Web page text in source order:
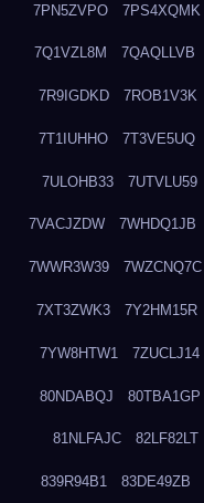
7PN5ZVPO 7PS4XQMK
7Q1VZL8M 7QAQLLVB
7R9IGDKD 7ROB1V3K
7T1IUHHO 7T3VE5UQ
7ULOHB33 7UTVLU59
7VACJZDW 7WHDQ1JB
7WWR3W39 7WZCNQ7C
7XT3ZWK3 7Y2HM15R
7YW8HTW1 7ZUCLJ14
80NDABQJ 80TBA1GP
81NLFAJC 82LF82LT
839R94B1 83DE49ZB